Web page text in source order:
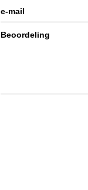
e-mail
Beoordeling